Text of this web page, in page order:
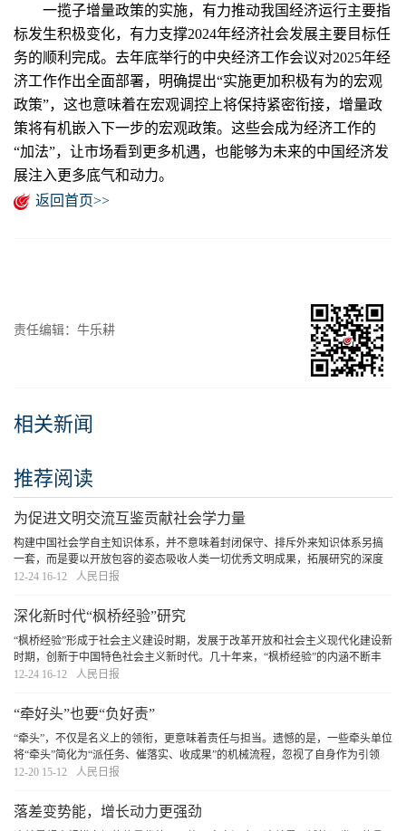
一揽子增量政策的实施，有力推动我国经济运行主要指
标发生积极变化，有力支撑2024年经济社会发展主要目标任
务的顺利完成。去年底举行的中央经济工作会议对2025年经
济工作作出全面部署，明确提出“实施更加积极有为的宏观
政策”，这也意味着在宏观调控上将保持紧密衔接，增量政
策将有机嵌入下一步的宏观政策。这些会成为经济工作的
“加法”，让市场看到更多机遇，也能够为未来的中国经济发
展注入更多底气和动力。
返回首页>>
责任编辑：牛乐耕
相关新闻
推荐阅读
为促进文明交流互鉴贡献社会学力量
构建中国社会学自主知识体系，并不意味着封闭保守、排斥外来知识体系另搞
一套，而是要以开放包容的姿态吸收人类一切优秀文明成果，拓展研究的深度
和广度，在形成中国特色并增强主体性的同时，进一步推动不同文明互学互
12-24 16-12 人民日报
深化新时代“枫桥经验”研究
“枫桥经验”形成于社会主义建设时期，发展于改革开放和社会主义现代化建设新
时期，创新于中国特色社会主义新时代。几十年来，“枫桥经验”的内涵不断丰
富，从社会治安领域扩展到经济、政治、文化、社会、生态文明等领域。我国
12-24 16-12 人民日报
“牵好头”也要“负好责”
“牵头”，不仅是名义上的领衔，更意味着责任与担当。遗憾的是，一些牵头单位
将“牵头”简化为“派任务、催落实、收成果”的机械流程，忽视了自身作为引领
者、协调者的职责。更有甚者，一些牵头单位将配合部门视为单纯的执行者，
12-20 15-12 人民日报
落差变势能，增长动力更强劲